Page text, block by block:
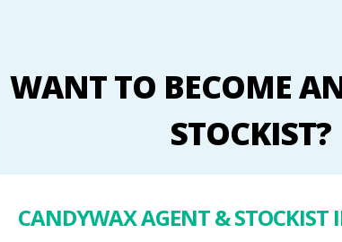
WANT TO BECOME
STOCKIST?
CANDYWAX AGENT & STOCKIST